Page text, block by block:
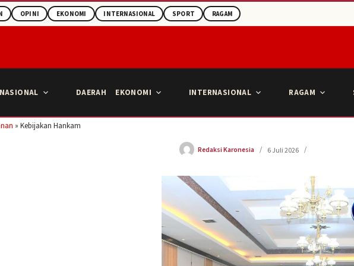
OPINI EKONOMI INTERNASIONAL SPORT RAGAM
NASIONAL DAERAH EKONOMI INTERNASIONAL RAGAM
» Kebijakan Hankam
Redaksi Karonesia 6 Juli 2026